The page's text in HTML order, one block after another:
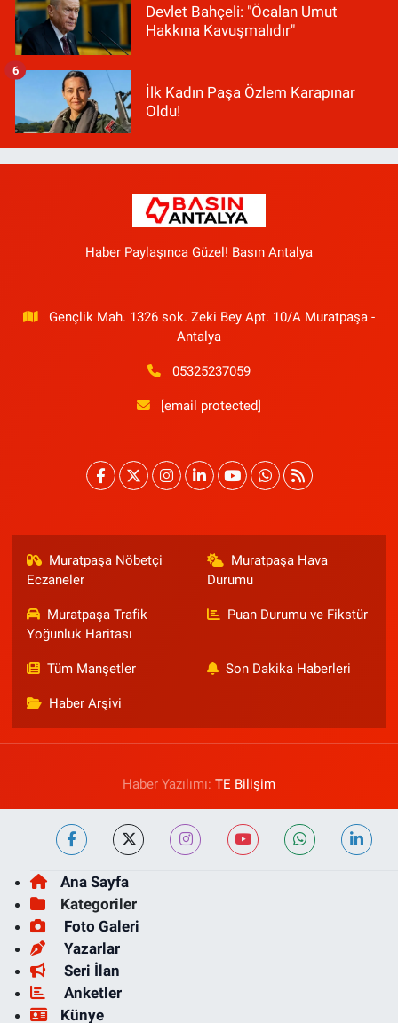
Devlet Bahçeli: "Öcalan Umut
Hakkına Kavuşmalıdır"
İlk Kadın Paşa Özlem Karapınar
Oldu!
6
Haber Paylaşınca Güzel! Basın Antalya
Gençlik Mah. 1326 sok. Zeki Bey Apt. 10/A Muratpaşa -
Antalya
05325237059
[email protected]
Muratpaşa Nöbetçi
Eczaneler
Muratpaşa Hava
Durumu
Muratpaşa Trafik
Yoğunluk Haritası
Puan Durumu ve Fikstür
Tüm Manşetler Son Dakika Haberleri
Haber Arşivi
Haber Yazılımı: TE Bilişim
Ana Sayfa
Kategoriler
Foto Galeri
Yazarlar
Seri İlan
Anketler
Künye